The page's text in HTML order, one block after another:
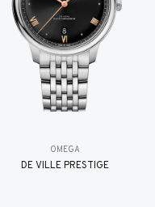
OMEGA
DE VILLE PRESTIGE